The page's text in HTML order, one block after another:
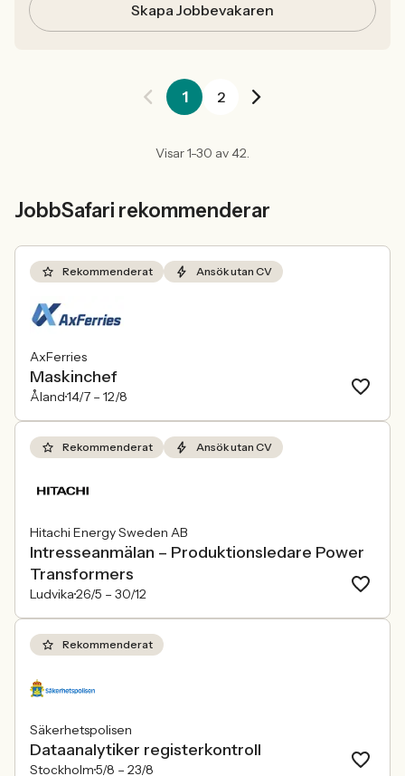
Skapa Jobbevakaren
1 2
Visar 1-30 av 42.
JobbSafari rekommenderar
Rekommenderat Ansök utan CV
AxFerries
Maskinchef
Åland14/7 – 12/8
Rekommenderat Ansök utan CV
Hitachi Energy Sweden AB
Intresseanmälan – Produktionsledare Power
Transformers
Ludvika26/5 – 30/12
Rekommenderat
Säkerhetspolisen
Dataanalytiker registerkontroll
Stockholm5/8 – 23/8